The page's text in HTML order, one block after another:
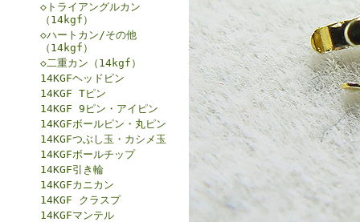
◇トライアングルカン
（14kgf）
◇ハートカン/その他
（14kgf）
◇二重カン（14kgf）
14KGFヘッドピン
14KGF Tピン
14KGF 9ピン・アイピン
14KGFボールピン・丸ピン
14KGFつぶし玉・カシメ玉
14KGFボールチップ
14KGF引き輪
14KGFカニカン
14KGF クラスプ
14KGFマンテル